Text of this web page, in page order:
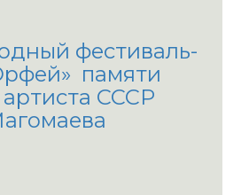
фестиваль-
памяти
СССР